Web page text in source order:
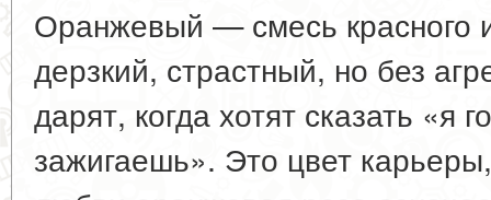
Оранжевый — смесь красного
дерзкий, страстный, но без
дарят, когда хотят сказать «я
зажигаешь». Это цвет